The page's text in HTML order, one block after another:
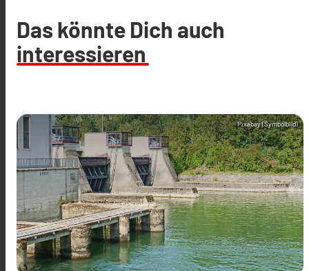
Das könnte Dich auch
interessieren
Pixabay (Symbolbild)